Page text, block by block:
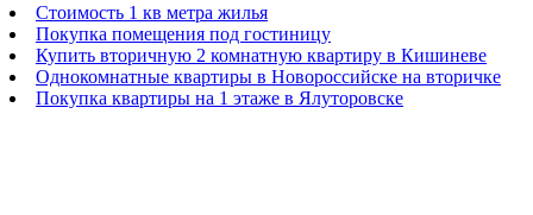
Стоимость 1 кв метра жилья
Покупка помещения под гостиницу
Купить вторичную 2 комнатную квартиру в Кишиневе
Однокомнатные квартиры в Новороссийске на вторичке
Покупка квартиры на 1 этаже в Ялуторовске